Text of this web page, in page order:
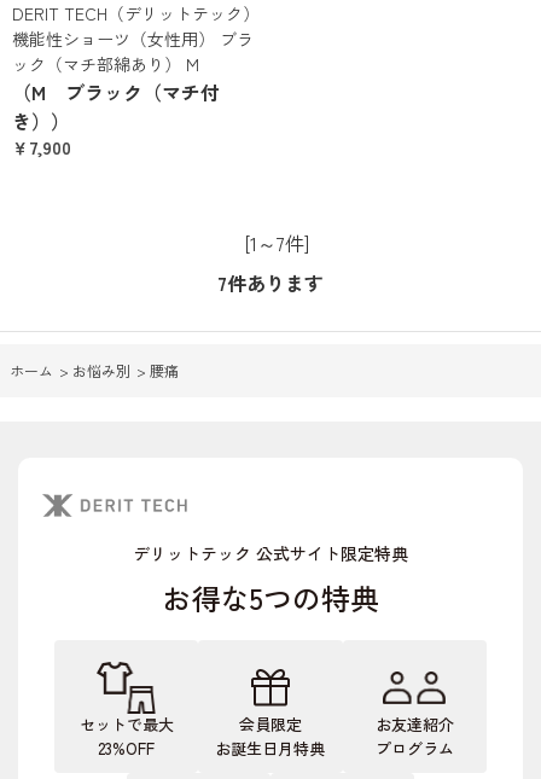
DERIT TECH（デリットテック）
機能性ショーツ（女性用） ブラ
ック（マチ部綿あり） M
（M ブラック（マチ付
き））
￥7,900
[1～7件]
7件あります
ホーム > お悩み別 > 腰痛
デリットテック 公式サイト限定特典
お得な5つの特典
セットで最大
23%OFF
会員限定
お誕生日月特典
お友達紹介
プログラム